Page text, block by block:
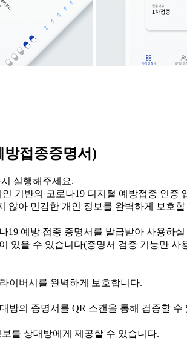
방접종증명서)
실행해주세요.
기반의 코로나19 디지털 예방접종 인
않아 민감한 개인 정보를 완벽하게 보호
19 예방 접종 증명서를 발급받아 사용하
있을 수 있습니다(증명서 검증 기능만 사
이버시를 완벽하게 보호합니다.
방의 증명서를 QR 스캔을 통해 검증할 수
를 상대방에게 제공할 수 있습니다.